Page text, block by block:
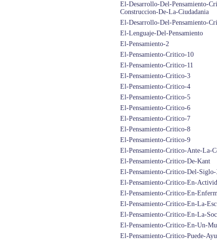
El-Desarrollo-Del-Pensamiento-
Construccion-De-La-Ciudadania
El-Desarrollo-Del-Pensamiento-
El-Lenguaje-Del-Pensamiento
El-Pensamiento-2
El-Pensamiento-Critico-10
El-Pensamiento-Critico-11
El-Pensamiento-Critico-3
El-Pensamiento-Critico-4
El-Pensamiento-Critico-5
El-Pensamiento-Critico-6
El-Pensamiento-Critico-7
El-Pensamiento-Critico-8
El-Pensamiento-Critico-9
El-Pensamiento-Critico-Ante-La-
El-Pensamiento-Critico-De-Kant
El-Pensamiento-Critico-Del-
El-Pensamiento-Critico-En-
El-Pensamiento-Critico-En-
El-Pensamiento-Critico-En-La-
El-Pensamiento-Critico-En-La-
El-Pensamiento-Critico-En-Un-
El-Pensamiento-Critico-Puede-